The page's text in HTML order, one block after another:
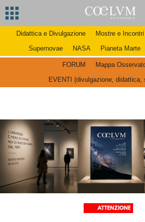
Didattica e Divulgazione Mostre e Incontri
Supernovae
NASA Pianeta Marte
FORUM
Mappa
EVENTI (divulgazione, didattica,